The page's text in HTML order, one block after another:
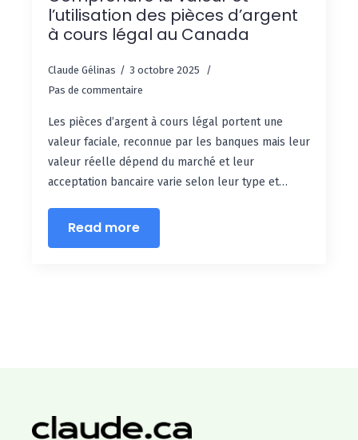
l’utilisation des pièces d’argent
à cours légal au Canada
Claude Gélinas
3 octobre 2025
Pas de commentaire
Les pièces d’argent à cours légal portent une
valeur faciale, reconnue par les banques mais leur
valeur réelle dépend du marché et leur
acceptation bancaire varie selon leur type et…
Read more